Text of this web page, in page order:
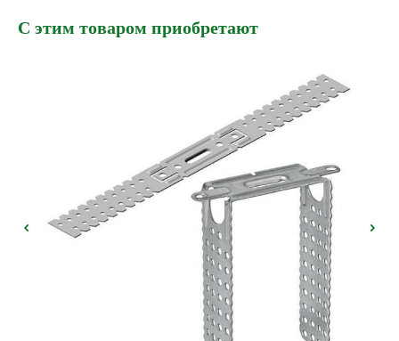
С этим товаром приобретают
Узнайте примерную
стоимость фасада
прямо сейчас